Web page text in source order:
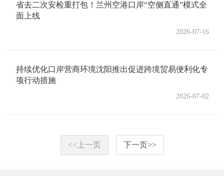
省去二次安检重打包！兰州空港口岸“空侧直通”模式全
面上线
2026-07-16
持续优化口岸营商环境沈阳推出促进跨境贸易便利化专
项行动措施
2026-07-02
<< 上一页 下一页>>